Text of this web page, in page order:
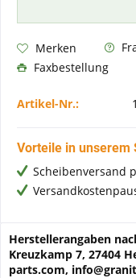
Merken
Faxbestellung
Artikel-Nr.:
Vorteile in unserem
Scheibenversand
Herstellerangaben
Kreuzkamp 7, 27404
parts.com,